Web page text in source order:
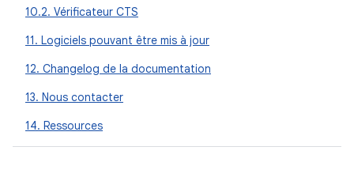
10.2. Vérificateur CTS
11. Logiciels pouvant être mis à jour
12. Changelog de la documentation
13. Nous contacter
14. Ressources